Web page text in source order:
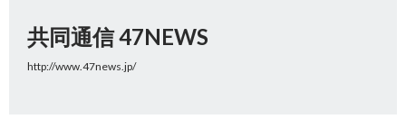
共同通信 47NEWS
http://www.47news.jp/